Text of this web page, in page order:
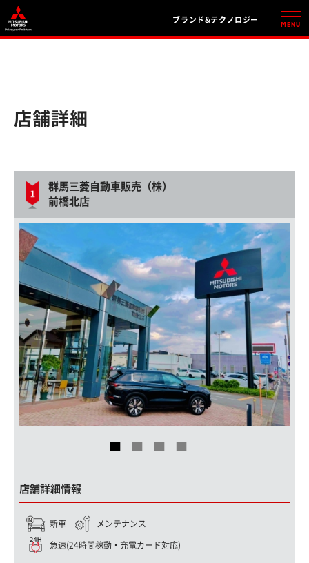
ブランド&テクノロジー
店舗詳細
群馬三菱自動車販売（株）
前橋北店
店舗詳細情報
新車 メンテナンス
急速(24時間稼動・充電カード対応)